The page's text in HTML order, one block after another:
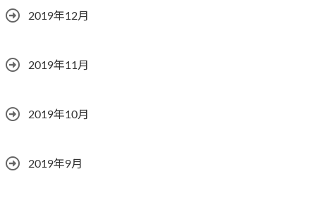
2019年12月
2019年11月
2019年10月
2019年9月